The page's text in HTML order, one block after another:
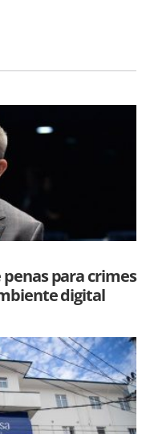
para crimes
digital